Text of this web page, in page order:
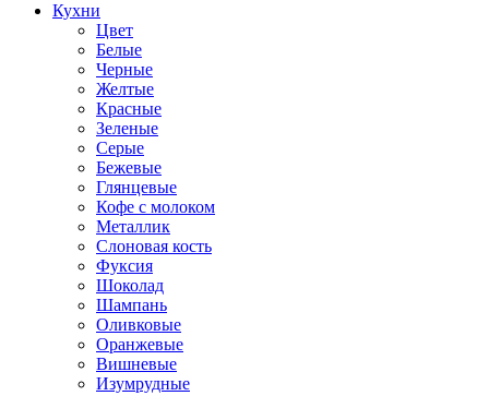
Кухни
Цвет
Белые
Черные
Желтые
Красные
Зеленые
Серые
Бежевые
Глянцевые
Кофе с молоком
Металлик
Слоновая кость
Фуксия
Шоколад
Шампань
Оливковые
Оранжевые
Вишневые
Изумрудные